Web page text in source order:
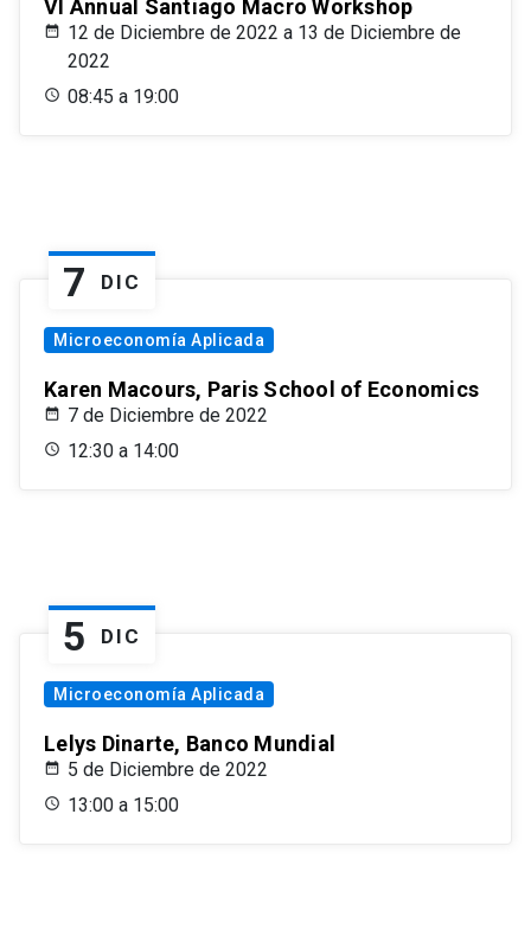
VI Annual Santiago Macro Workshop
12 de Diciembre de 2022 a 13 de Diciembre de
2022
08:45 a 19:00
7 DIC
Microeconomía Aplicada
Karen Macours, Paris School of Economics
7 de Diciembre de 2022
12:30 a 14:00
5 DIC
Microeconomía Aplicada
Lelys Dinarte, Banco Mundial
5 de Diciembre de 2022
13:00 a 15:00